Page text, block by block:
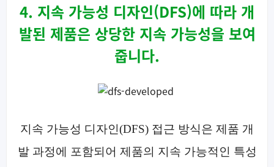
4. 지속 가능성 디자인(DFS)에 따라 개
발된 제품은 상당한 지속 가능성을 보여
줍니다.
지속 가능성 디자인(DFS) 접근 방식은 제품 개
발 과정에 포함되어 제품의 지속 가능적인 특성